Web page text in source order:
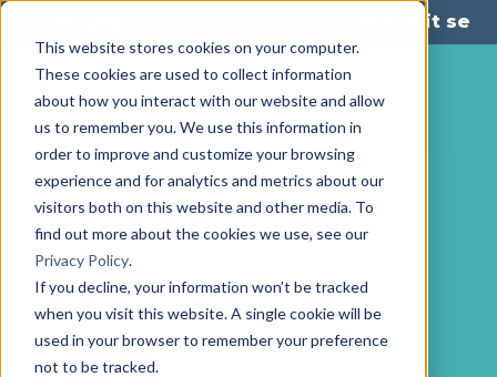
This website stores cookies on your computer.
These cookies are used to collect information
about how you interact with our website and allow
us to remember you. We use this information in
order to improve and customize your browsing
experience and for analytics and metrics about our
visitors both on this website and other media. To
find out more about the cookies we use, see our
Privacy Policy.
If you decline, your information won’t be tracked
when you visit this website. A single cookie will be
used in your browser to remember your preference
not to be tracked.
Zobrazit podnabídku pro překlady
Přihlásit se
S čím vám můžeme
pomoct?